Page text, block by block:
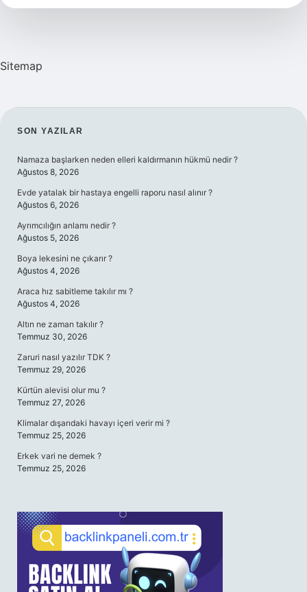
Kim
Sitemap
SIDEBAR
SON YAZILAR
Namaza başlarken neden elleri kaldırmanın hükmü nedir ?
Ağustos 8, 2026
Evde yatalak bir hastaya engelli raporu nasıl alınır ?
Ağustos 6, 2026
Ayrımcılığın anlamı nedir ?
Ağustos 5, 2026
Boya lekesini ne çıkarır ?
Ağustos 4, 2026
Araca hız sabitleme takılır mı ?
Ağustos 4, 2026
Altın ne zaman takılır ?
Temmuz 30, 2026
Zaruri nasıl yazılır TDK ?
Temmuz 29, 2026
Kürtün alevisi olur mu ?
Temmuz 27, 2026
Klimalar dışarıdaki havayı içeri verir mi ?
Temmuz 25, 2026
Erkek vari ne demek ?
Temmuz 25, 2026